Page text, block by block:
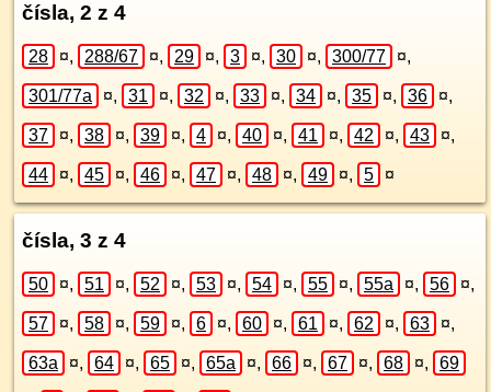
čísla, 2 z 4
28 ¤, 288/67 ¤, 29 ¤, 3 ¤, 30 ¤, 300/77 ¤,
301/77a ¤, 31 ¤, 32 ¤, 33 ¤, 34 ¤, 35 ¤, 36 ¤,
37 ¤, 38 ¤, 39 ¤, 4 ¤, 40 ¤, 41 ¤, 42 ¤, 43 ¤,
44 ¤, 45 ¤, 46 ¤, 47 ¤, 48 ¤, 49 ¤, 5 ¤
čísla, 3 z 4
50 ¤, 51 ¤, 52 ¤, 53 ¤, 54 ¤, 55 ¤, 55a ¤, 56 ¤,
57 ¤, 58 ¤, 59 ¤, 6 ¤, 60 ¤, 61 ¤, 62 ¤, 63 ¤,
63a ¤, 64 ¤, 65 ¤, 65a ¤, 66 ¤, 67 ¤, 68 ¤, 69